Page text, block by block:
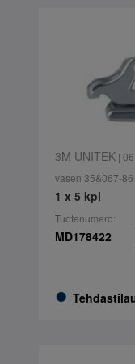
3M UNITEK|
vasen 35&067-
1 x 5 kpl
Tuotenumero:
MD178422